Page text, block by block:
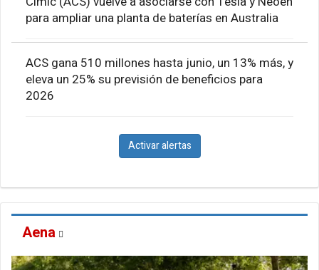
para ampliar una planta de baterías en Australia
ACS gana 510 millones hasta junio, un 13% más, y
eleva un 25% su previsión de beneficios para
2026
Activar alertas
Aena